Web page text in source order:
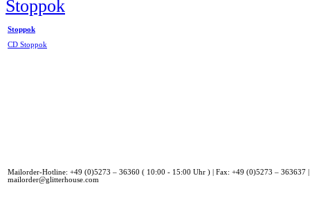
Stoppok
CD Stoppok
Mailorder-Hotline: +49 (0)5273 – 36360 ( 10:00 - 15:00 Uhr ) | Fax: +49 (0)5273 – 363637
mailorder@glitterhouse.com